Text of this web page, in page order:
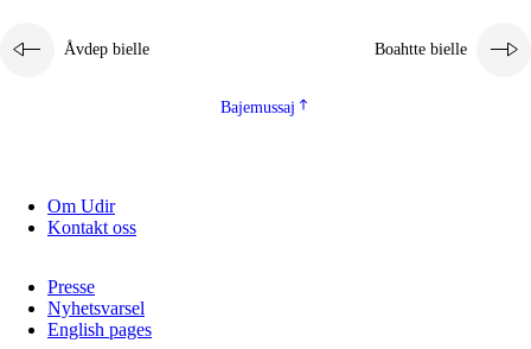
Åvdep bielle Boahtte bielle
Bajemussaj
Om Udir
Kontakt oss
Presse
Nyhetsvarsel
English pages